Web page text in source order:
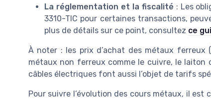
La réglementation et la fiscalité : Les
3310-TIC pour certaines transactions,
plus de détails sur ce point, consultez ce
À noter : les prix d’achat des métaux
métaux non ferreux comme le cuivre, le laiton
câbles électriques font aussi l’objet de tarifs
Pour suivre l’évolution des cours métaux, il